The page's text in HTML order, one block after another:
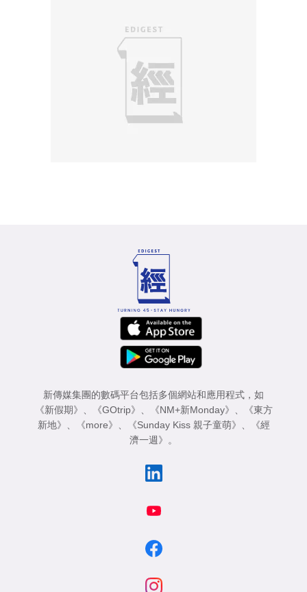
新傳媒集團的數碼平台包括多個網站和應用程式，如
《新假期》
《GOtrip》 《NM+新Monday》
《東方
新地》
《more》 《Sunday Kiss 親子童萌》
《經
濟一週》
。